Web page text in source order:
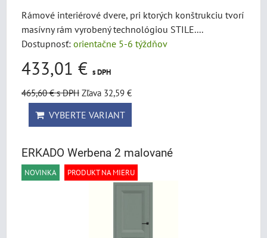
Rámové interiérové dvere, pri ktorých konštrukciu tvorí
masívny rám vyrobený technológiou STILE....
Dostupnosť: orientačne 5-6 týždňov
433,01 € s DPH
465,60 €s DPH Zľava 32,59 €
VYBERTE VARIANT
ERKADO Werbena 2 malované
NOVINKA PRODUKT NA MIERU